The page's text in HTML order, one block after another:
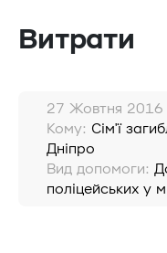
Витрати
27 Жовтня 2016
Кому: Сім'ї
Дніпро
Вид допомоги:
поліцейських у